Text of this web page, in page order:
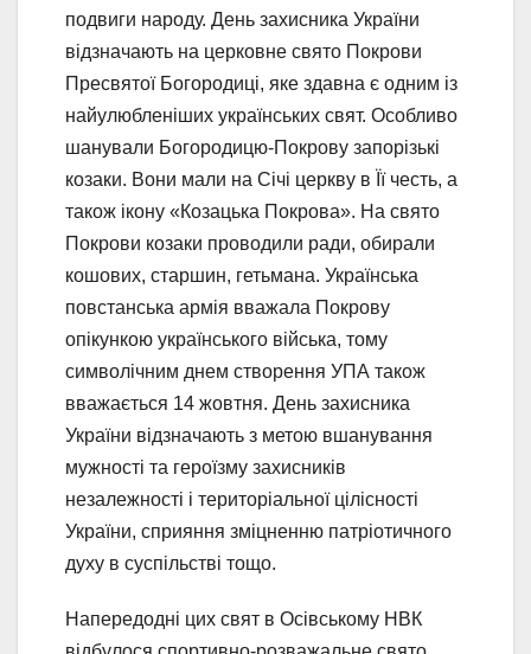
подвиги народу. День захисника України
відзначають на церковне свято Покрови
Пресвятої Богородиці, яке здавна є одним із
найулюбленіших українських свят. Особливо
шанували Богородицю-Покрову запорізькі
козаки. Вони мали на Січі церкву в Її честь, а
також ікону «Козацька Покрова». На свято
Покрови козаки проводили ради, обирали
кошових, старшин, гетьмана. Українська
повстанська армія вважала Покрову
опікункою українського війська, тому
символічним днем створення УПА також
вважається 14 жовтня. День захисника
України відзначають з метою вшанування
мужності та героїзму захисників
незалежності і територіальної цілісності
України, сприяння зміцненню патріотичного
духу в суспільстві тощо.
Напередодні цих свят в Осівському НВК